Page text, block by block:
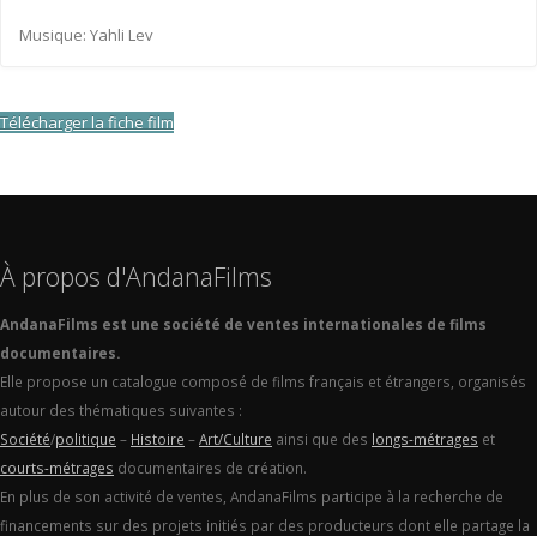
Musique: Yahli Lev
Télécharger la fiche film
À propos d'AndanaFilms
AndanaFilms est une société de ventes internationales de films
documentaires.
Elle propose un catalogue composé de films français et étrangers, organisés
autour des thématiques suivantes :
Société/politique – Histoire –Art/Culture ainsi que des longs-métrages et
courts-métrages documentaires de création.
En plus de son activité de ventes, AndanaFilms participe à la recherche de
financements sur des projets initiés par des producteurs dont elle partage la